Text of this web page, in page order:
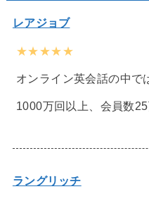
レアジョブ
★★★★★
オンライン英会話の中で
1000万回以上、会員数25
ラングリッチ